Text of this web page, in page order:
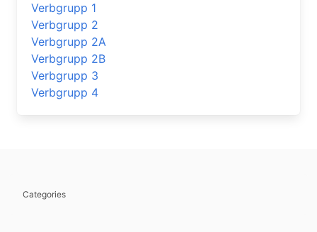
Verbgrupp 1
Verbgrupp 2
Verbgrupp 2A
Verbgrupp 2B
Verbgrupp 3
Verbgrupp 4
Categories